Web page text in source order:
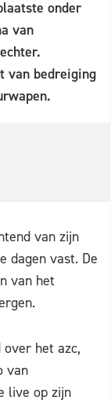
onder
van
van bedreiging
van zijn
dagen vast. De
van het
het azc,
van
live op zijn